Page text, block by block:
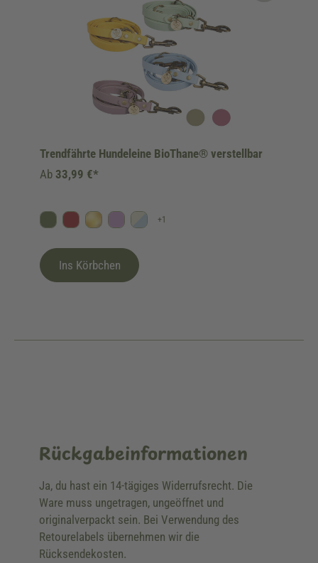
Trendfährte Hundeleine BioThane® verstellbar
Oliv Bordeaux
GoldFliederHimmelblau/Beige
+1
Ab 33,99 €*
Ins Körbchen
Rückgabeinformationen
Ja, du hast ein 14-tägiges Widerrufsrecht. Die
Ware muss ungetragen, ungeöffnet und
originalverpackt sein. Bei Verwendung des
Retourelabels übernehmen wir die
Rücksendekosten.